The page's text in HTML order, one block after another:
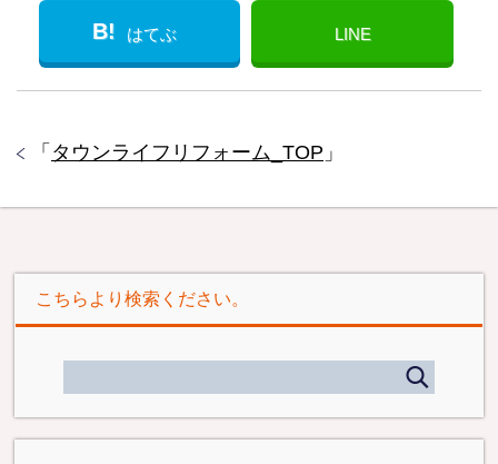
B! はてぶ LINE
「 タウンライフリフォーム_TOP 」
こちらより検索ください。